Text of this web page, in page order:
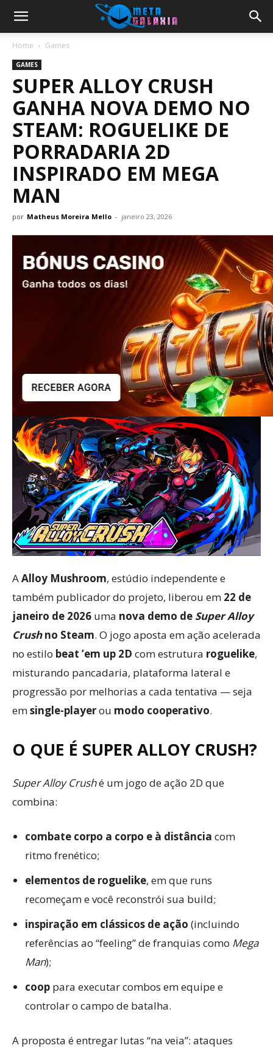
Home Games
GAMES
SUPER ALLOY CRUSH
GANHA NOVA DEMO NO
STEAM: ROGUELIKE DE
PORRADARIA 2D
INSPIRADO EM MEGA
MAN
por Matheus Moreira Mello - janeiro 23, 2026
AAlloy Mushroom, estúdio independente e
também publicador do projeto, liberou em 22 de
janeiro de 2026 uma nova demo de Super Alloy
Crushno Steam. O jogo aposta em ação acelerada
no estilo beat ’em up 2D com estrutura roguelike,
misturando pancadaria, plataforma lateral e
progressão por melhorias a cada tentativa — seja
emsingle-playerou modo cooperativo.
O QUE É SUPER ALLOY CRUSH?
Super Alloy Crushé um jogo de ação 2D que
combina:
combate corpo a corpo e à distância com
ritmo frenético;
elementos de roguelike, em que runs
recomeçam e você reconstrói sua build;
inspiração em clássicos de ação (incluindo
referências ao “feeling” de franquias como Mega
Man);
coop para executar combos em equipe e
controlar o campo de batalha.
A proposta é entregar lutas “na veia”: ataques